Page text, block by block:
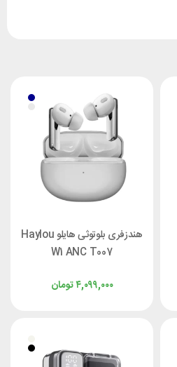
هندزفری بلوتوثی هایلو Haylou
W1 ANC T007
تومان۴,۰۹۹,۰۰۰